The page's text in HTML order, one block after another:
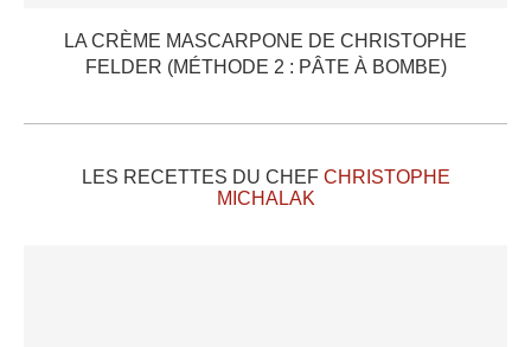
LA CRÈME MASCARPONE DE CHRISTOPHE
FELDER (MÉTHODE 2 : PÂTE À BOMBE)
LES RECETTES DU CHEF CHRISTOPHE
MICHALAK